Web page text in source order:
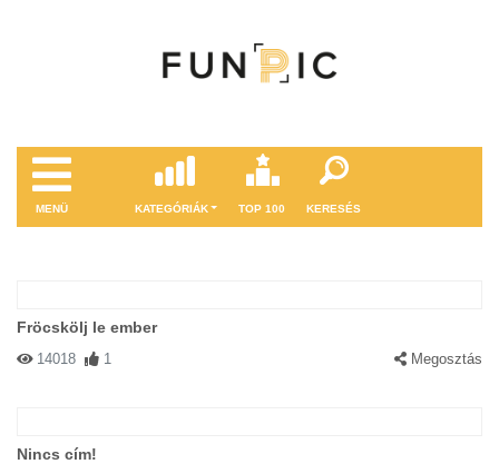
MENÜ KATEGÓRIÁK TOP 100 KERESÉS
Fröcskölj le ember
14018 1 Megosztás
Nincs cím!